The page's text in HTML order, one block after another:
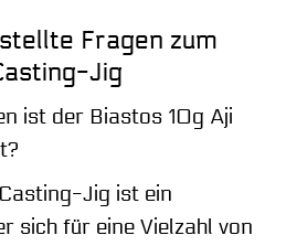
Fragen zum
Jig
ist der Biastos 10g Aji
Jig ist ein
sich für eine Vielzahl von